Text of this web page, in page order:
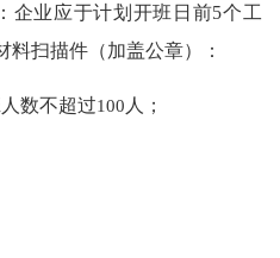
： 企业应于计划开班日前5个工
扫描件（加盖公章）：
数不超过100 人；